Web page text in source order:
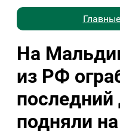
На
из РФ
последний
подняли